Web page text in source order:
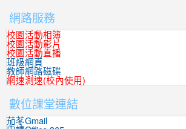
網路服務
校園活動相簿
校園活動影片
校園活動直播
班級網頁
教師網路磁碟
網速測速(校內使用)
數位課堂連結
茄苳Gmail